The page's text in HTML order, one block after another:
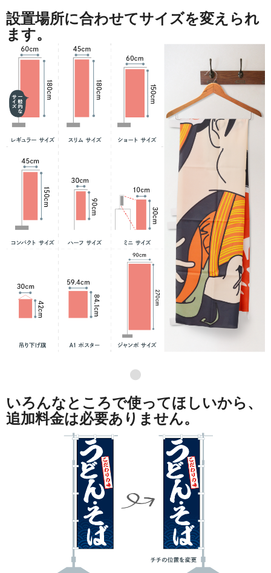
設置場所に合わせてサイズを変えられ
ます。
●
いろんなところで使ってほしいから、
追加料金は必要ありません。